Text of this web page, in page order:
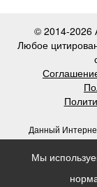
© 2014-2026
Любое
Данный
характер, и вся
определяемой
Мы